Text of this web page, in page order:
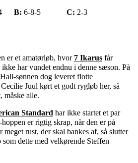
B: 6-8-5 C: 2-3
er et amatørløb, hvor 7 Ikarus får
har vundet endnu i denne sæson. På
sønnen dog leveret flotte
Juul kørt et godt rygløb her, så
måske alle.
Standard har ikke startet et par
er rigtig skrap, når den er på
rust, der skal bankes af, så slutter
dette med velkørende Steffen